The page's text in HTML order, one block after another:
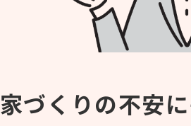
家づくりの不安